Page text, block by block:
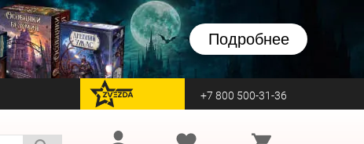
Подробнее
перейти на Zvezda +7 800 500-31-36